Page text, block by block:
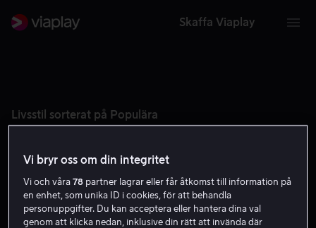
Skaffa Viaplay
Livsstil sorterat på Populära
Vi bryr oss om din integritet
Vi och våra78 partner lagrar eller får åtkomst till information på
en enhet, som unika ID i cookies, för att behandla
personuppgifter. Du kan acceptera eller hantera dina val
genom att klicka nedan, inklusive din rätt att invända där